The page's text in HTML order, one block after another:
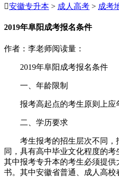
安徽专升本 > 成人高考 > 成考
2019年阜阳成考报名条件
作者：李老师阅读量：
2019年阜阳成考报名条件
一、年龄限制
报考高起点的考生原则上应
二、学历要求
考生报考的招生层次不同，
同，具有高中毕业文化程度的考
其中报考专升本的考生必须提
书。其中安徽省普通、成人高